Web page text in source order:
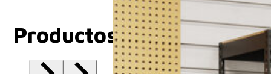
Productos Relacionados